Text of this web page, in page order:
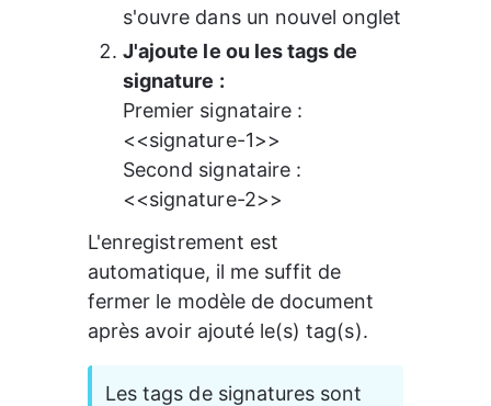
s'ouvre dans un nouvel onglet
J'ajoute le ou les tags de
signature :
Premier signataire :
<<signature-1>>
Second signataire :
<<signature-2>>
L'enregistrement est
automatique, il me suffit de
fermer le modèle de document
après avoir ajouté le(s) tag(s).
Les tags de signatures sont